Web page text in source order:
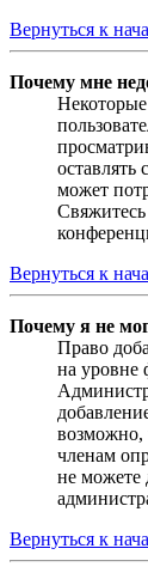
Вернуться к
Почему мне
оставлять
может
Вернуться к
Почему я не
Право
на уровне
возможно,
членам
не можете
Вернуться к